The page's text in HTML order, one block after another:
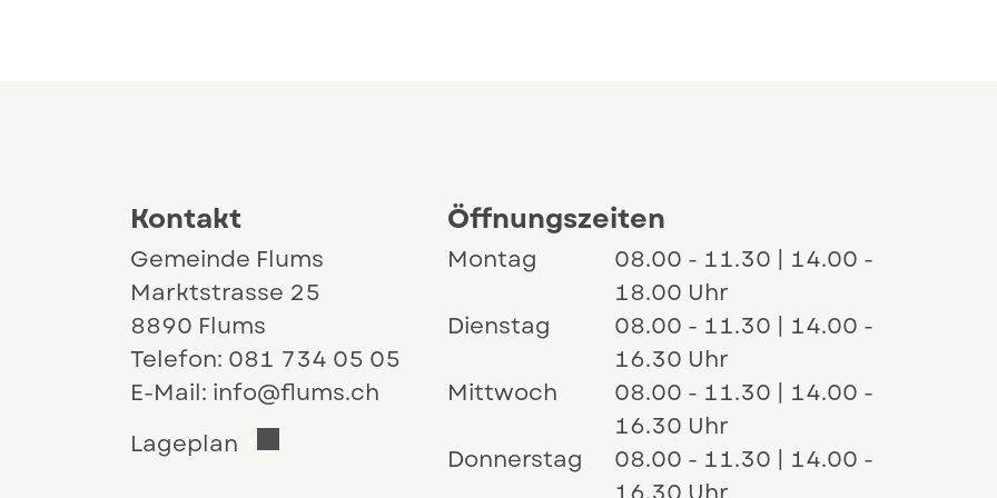
Kontakt
Gemeinde Flums
Marktstrasse 25
8890 Flums
Telefon: 081 734 05 05
E-Mail: info@flums.ch
Lageplan
Der Link öffnet sich in einem neuen Fenster.
Öffnungszeiten
Montag
08.00 - 11.30 | 14.00 -
18.00 Uhr
Dienstag
08.00 - 11.30 | 14.00 -
16.30 Uhr
Mittwoch
08.00 - 11.30 | 14.00 -
16.30 Uhr
Donnerstag
08.00 - 11.30 | 14.00 -